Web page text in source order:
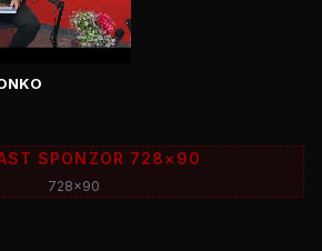
SPONZOR 728×90
728x90